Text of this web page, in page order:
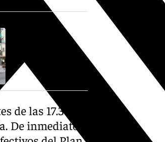
de las 17.30
De inmediato